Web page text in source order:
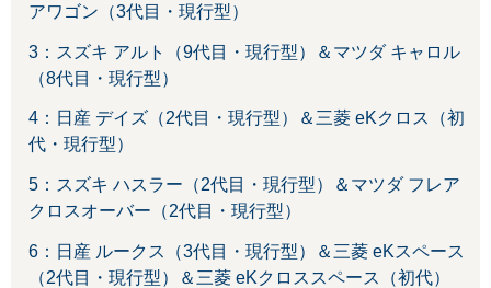
アワゴン（3代目・現行型）
3：スズキ アルト（9代目・現行型）＆マツダ キャロル
（8代目・現行型）
4：日産 デイズ（2代目・現行型）＆三菱 eKクロス（初
代・現行型）
5：スズキ ハスラー（2代目・現行型）＆マツダ フレア
クロスオーバー（2代目・現行型）
6：日産 ルークス（3代目・現行型）＆三菱 eKスペース
（2代目・現行型）＆三菱 eKクロススペース（初代）